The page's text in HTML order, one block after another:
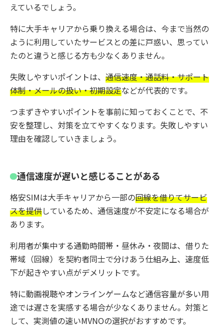
えているでしょう。
特に大手キャリアから乗り換える場合は、今まで当然の
ように利用していたサービスとの差に戸惑い、思ってい
たのと違うと感じる方も少なくありません。
失敗しやすいポイントは、 通信速度・通話料・サポート
体制・メールの扱い・初期設定などが代表的です。
つまずきやすいポイントを事前に知っておくことで、不
安を整理し、対策を立てやすくなります。失敗しやすい
理由を確認していきましょう。
通信速度が遅いと感じることがある
格安SIMは大手キャリアから一部の回線を借りてサービ
スを提供しているため、通信速度が不安定になる場合が
あります。
利用者が集中する通勤時間帯・昼休み・夜間は、借りた
帯域（回線）を契約者同士で分けあう仕組み上、速度低
下が起きやすい点がデメリットです。
特に動画視聴やオンラインゲームなど通信容量が多い用
途では遅さを実感する場合が少なくありません。対策と
して、実測値の速いMVNOの選択がおすすめです。